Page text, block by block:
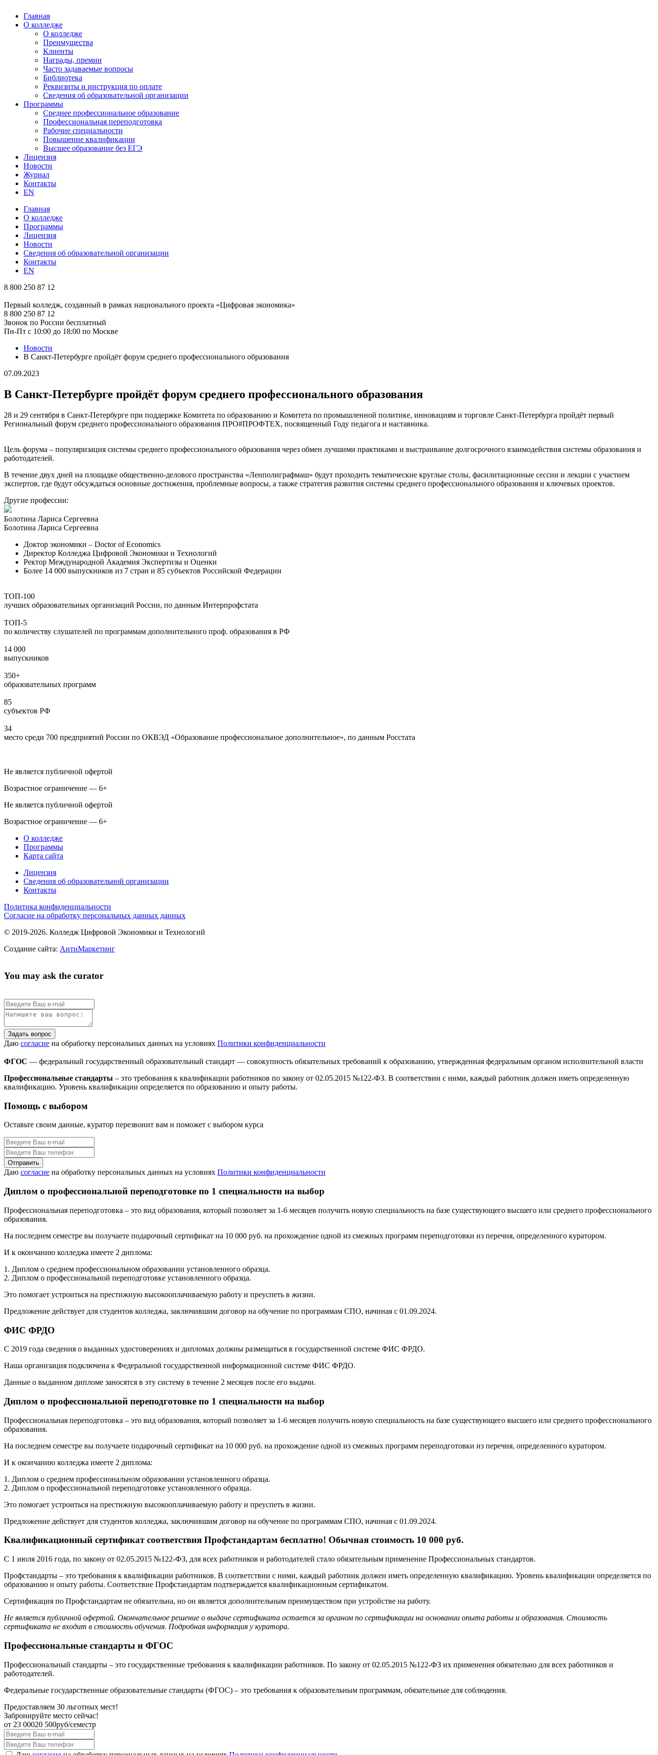
Главная
О колледже
О колледже
Преимущества
Клиенты
Награды, премии
Часто задаваемые вопросы
Библиотека
Реквизиты и инструкция по оплате
Сведения об образовательной организации
Программы
Среднее профессиональное образование
Профессиональная переподготовка
Рабочие специальности
Повышение квалификации
Высшее образование без ЕГЭ
Лицензия
Новости
Журнал
Контакты
EN
Главная
О колледже
Программы
Лицензия
Новости
Сведения об образовательной организации
Контакты
EN
8 800 250 87 12
Первый колледж, созданный в рамках национального проекта «Цифровая экономика»
8 800 250 87 12
Звонок по России бесплатный
Пн-Пт с 10:00 до 18:00 по Москве
Новости
В Санкт-Петербурге пройдёт форум среднего профессионального образования
07.09.2023
В Санкт-Петербурге пройдёт форум среднего профессионального образования
28 и 29 сентября в Санкт-Петербурге при поддержке Комитета по образованию и Комитета по промышленной политике, инновациям и торговле Санкт‑Петербурга пройдёт первый
Региональный форум среднего профессионального образования ПРО#ПРОФТЕХ, посвященный Году педагога и наставника.
Цель форума – популяризация системы среднего профессионального образования через обмен лучшими практиками и выстраивание долгосрочного взаимодействия системы образования и
работодателей.
В течение двух дней на площадке общественно-делового пространства «Ленполиграфмаш» будут проходить тематические круглые столы, фасилитационные сессии и лекции с участием
экспертов, где будут обсуждаться основные достижения, проблемные вопросы, а также стратегия развития системы среднего профессионального образования и ключевых проектов.
Другие профессии:
Болотина Лариса Сергеевна
Болотина Лариса Сергеевна
Доктор экономики – Doctor of Economics
Директор Колледжа Цифровой Экономики и Технологий
Ректор Международной Академия Экспертизы и Оценки
Более 14 000 выпускников из 7 стран и 85 субъектов Российской Федерации
ТОП-100
лучших образовательных организаций России, по данным Интерпрофстата
ТОП-5
по количеству слушателей по программам дополнительного проф. образования в РФ
14 000
выпускников
350+
образовательных программ
85
субъектов РФ
34
место среди 700 предприятий России по ОКВЭД «Образование профессиональное дополнительное», по данным Росстата
Не является публичной офертой
Возрастное ограничение — 6+
Не является публичной офертой
Возрастное ограничение — 6+
О колледже
Программы
Карта сайта
Лицензия
Сведения об образовательной организации
Контакты
Политика конфиденциальности
Согласие на обработку персональных данных данных
© 2019-2026. Колледж Цифровой Экономики и Технологий
Создание сайта: АнтиМаркетинг
You may ask the curator
Задать вопрос
Даю согласие на обработку персональных данных на условиях Политики конфиденциальности
ФГОС — федеральный государственный образовательный стандарт — совокупность обязательных требований к образованию, утвержденная федеральным органом исполнительной власти
Профессиональные стандарты – это требования к квалификации работников по закону от 02.05.2015 №122-ФЗ. В соответствии с ними, каждый работник должен иметь определенную
квалификацию. Уровень квалификации определяется по образованию и опыту работы.
Помощь с выбором
Оставьте своим данные, куратор перезвонит вам и поможет с выбором курса
Даю согласие на обработку персональных данных на условиях Политики конфиденциальности
Диплом о профессиональной переподготовке по 1 специальности на выбор
Профессиональная переподготовка – это вид образования, который позволяет за 1-6 месяцев получить новую специальность на базе существующего высшего или среднего профессионального
образования.
На последнем семестре вы получаете подарочный сертификат на 10 000 руб. на прохождение одной из смежных программ переподготовки из перечня, определенного куратором.
И к окончанию колледжа имеете 2 диплома:
1. Диплом о среднем профессиональном образовании установленного образца.
2. Диплом о профессиональной переподготовке установленного образца.
Это помогает устроиться на престижную высокооплачиваемую работу и преуспеть в жизни.
Предложение действует для студентов колледжа, заключившим договор на обучение по программам СПО, начиная с 01.09.2024.
ФИС ФРДО
С 2019 года сведения о выданных удостоверениях и дипломах должны размещаться в государственной системе ФИС ФРДО.
Наша организация подключена к Федеральной государственной информационной системе ФИС ФРДО.
Данные о выданном дипломе заносятся в эту систему в течение 2 месяцев после его выдачи.
Диплом о профессиональной переподготовке по 1 специальности на выбор
Профессиональная переподготовка – это вид образования, который позволяет за 1-6 месяцев получить новую специальность на базе существующего высшего или среднего профессионального
образования.
На последнем семестре вы получаете подарочный сертификат на 10 000 руб. на прохождение одной из смежных программ переподготовки из перечня, определенного куратором.
И к окончанию колледжа имеете 2 диплома:
1. Диплом о среднем профессиональном образовании установленного образца.
2. Диплом о профессиональной переподготовке установленного образца.
Это помогает устроиться на престижную высокооплачиваемую работу и преуспеть в жизни.
Предложение действует для студентов колледжа, заключившим договор на обучение по программам СПО, начиная с 01.09.2024.
Квалификационный сертификат соответствия Профстандартам бесплатно! Обычная стоимость 10 000 руб.
С 1 июля 2016 года, по закону от 02.05.2015 №122-ФЗ, для всех работников и работодателей стало обязательным применение Профессиональных стандартов.
Профстандарты – это требования к квалификации работников. В соответствии с ними, каждый работник должен иметь определенную квалификацию. Уровень квалификации определяется по
образованию и опыту работы. Соответствие Профстандартам подтверждается квалификационным сертификатом.
Сертификация по Профстандартам не обязательна, но он является дополнительным преимуществом при устройстве на работу.
Не является публичной офертой. Окончательное решение о выдаче сертификата остается за органом по сертификации на основании опыта работы и образования. Стоимость
сертификата не входит в стоимость обучения. Подробная информация у куратора.
Профессиональные стандарты и ФГОС
Профессиональный стандарты – это государственные требования к квалификации работников. По закону от 02.05.2015 №122-ФЗ их применения обязательно для всех работников и
работодателей.
Федеральные государственные образовательные стандарты (ФГОС) – это требования к образовательным программам, обязательные для соблюдения.
Предоставляем 30 льготных мест!
Забронируйте место сейчас!
от 23 00020 500руб/семестр